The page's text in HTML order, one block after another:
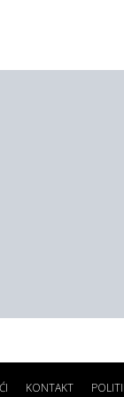
KONTAKT